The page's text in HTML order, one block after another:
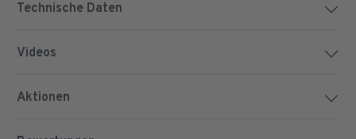
Technische Daten
Videos
Aktionen